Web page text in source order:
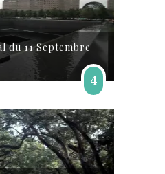
du 11 Septembre
4